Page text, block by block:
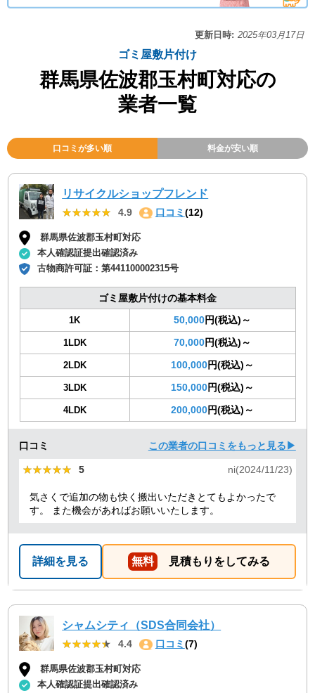
更新日時: 2025年03月17日
ゴミ屋敷片付け
群馬県佐波郡玉村町対応の
業者一覧
口コミが多い順 料金が安い順
リサイクルショップフレンド
★★★★★
★★★★★ 4.9 口コミ (12)
群馬県佐波郡玉村町対応
本人確認証提出確認済み
古物商許可証：第441100002315号
ゴミ屋敷片付けの基本料金
1K 50,000円(税込)～
1LDK 70,000円(税込)～
2LDK 100,000円(税込)～
3LDK 150,000円(税込)～
4LDK 200,000円(税込)～
口コミ この業者の口コミをもっと見る▶
★★★★★
★★★★★ 5 ni(2024/11/23)
気さくで追加の物も快く搬出いただきとてもよかったで
す。 また機会があればお願いいたします。
詳細を見る 無料 見積もりをしてみる
シャムシティ（SDS合同会社）
★★★★★
★★★★★ 4.4 口コミ (7)
群馬県佐波郡玉村町対応
本人確認証提出確認済み